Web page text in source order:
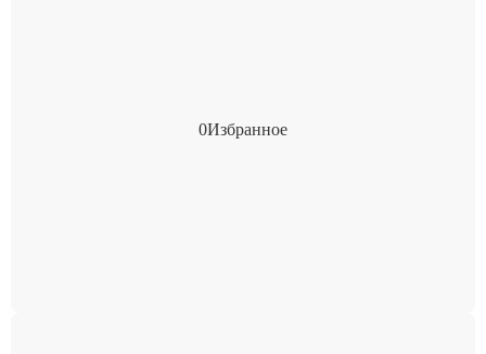
0Избранное